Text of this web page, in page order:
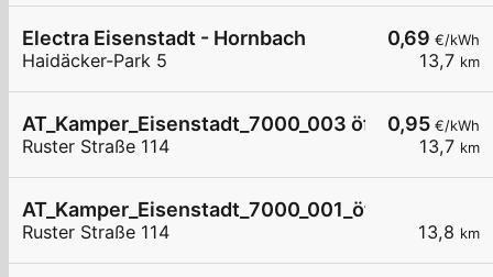
0,69 €/kWh
13,7 km
Electra Eisenstadt - Hornbach
Haidäcker-Park 5
0,95 €/kWh
13,7 km
AT_Kamper_Eisenstadt_7000_003 öffentlich
Ruster Straße 114
13,8 km
AT_Kamper_Eisenstadt_7000_001_öffentlich
Ruster Straße 114